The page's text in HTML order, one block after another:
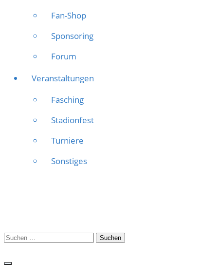
Fan-Shop
Sponsoring
Forum
Veranstaltungen
Fasching
Stadionfest
Turniere
Sonstiges
Suchen